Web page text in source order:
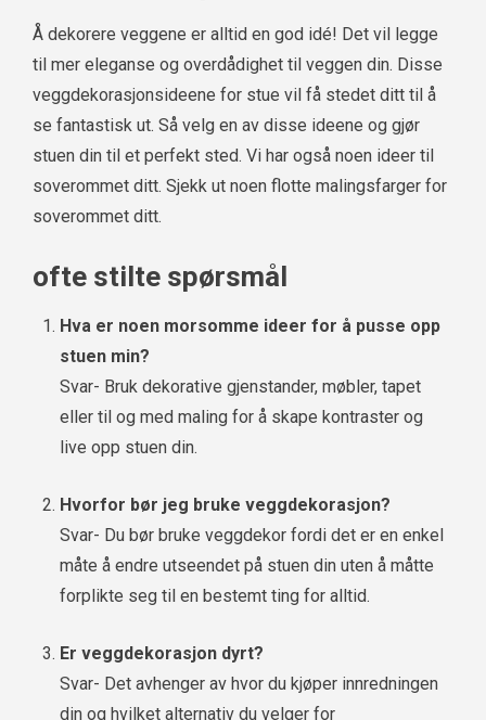
Å dekorere veggene er alltid en god idé! Det vil legge
til mer eleganse og overdådighet til veggen din. Disse
veggdekorasjonsideene for stue vil få stedet ditt til å
se fantastisk ut. Så velg en av disse ideene og gjør
stuen din til et perfekt sted. Vi har også noen ideer til
soverommet ditt. Sjekk ut noen flotte malingsfarger for
soverommet ditt.
ofte stilte spørsmål
Hva er noen morsomme ideer for å pusse opp
stuen min?
Svar- Bruk dekorative gjenstander, møbler, tapet
eller til og med maling for å skape kontraster og
live opp stuen din.
Hvorfor bør jeg bruke veggdekorasjon?
Svar- Du bør bruke veggdekor fordi det er en enkel
måte å endre utseendet på stuen din uten å måtte
forplikte seg til en bestemt ting for alltid.
Er veggdekorasjon dyrt?
Svar- Det avhenger av hvor du kjøper innredningen
din og hvilket alternativ du velger for